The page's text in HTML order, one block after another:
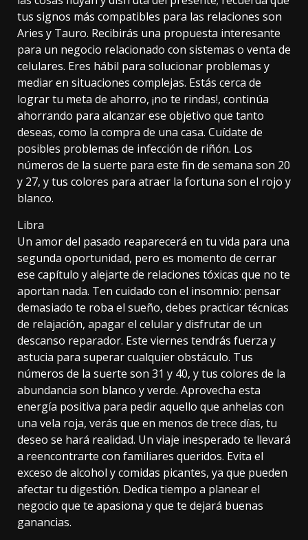
tus signos más compatibles para las relaciones son
Aries y Tauro. Recibirás una propuesta interesante
para un negocio relacionado con sistemas o venta de
celulares. Eres hábil para solucionar problemas y
mediar en situaciones complejas. Estás cerca de
lograr tu meta de ahorro, ¡no te rindas!, continúa
ahorrando para alcanzar ese objetivo que tanto
deseas, como la compra de una casa. Cuídate de
posibles problemas de infección de riñón. Los
números de la suerte para este fin de semana son 20
y 27, y tus colores para atraer la fortuna son el rojo y
blanco.
Libra
Un amor del pasado reaparecerá en tu vida para una
segunda oportunidad, pero es momento de cerrar
ese capítulo y alejarte de relaciones tóxicas que no te
aportan nada. Ten cuidado con el insomnio: pensar
demasiado te roba el sueño, debes practicar técnicas
de relajación, apagar el celular y disfrutar de un
descanso reparador. Este viernes tendrás fuerza y
astucia para superar cualquier obstáculo. Tus
números de la suerte son 31 y 40, y tus colores de la
abundancia son blanco y verde. Aprovecha esta
energía positiva para pedir aquello que anhelas con
una vela roja, verás que en menos de trece días, tu
deseo se hará realidad. Un viaje inesperado te llevará
a reencontrarte con familiares queridos. Evita el
exceso de alcohol y comidas picantes, ya que pueden
afectar tu digestión. Dedica tiempo a planear el
negocio que te apasiona y que te dejará buenas
ganancias.